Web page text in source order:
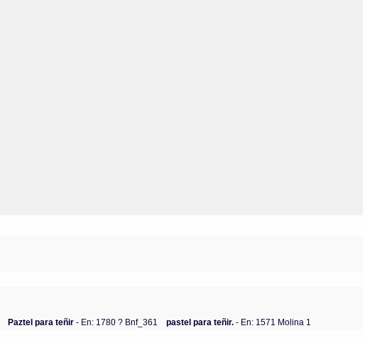
Paztel para teñir - En: 1780 ? Bnf_361 pastel para teñir. - En: 1571 Molina 1